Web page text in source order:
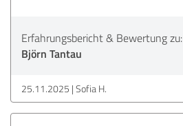
Erfahrungsbericht & Bewertung zu:
Björn Tantau
25.11.2025 Sofia H.